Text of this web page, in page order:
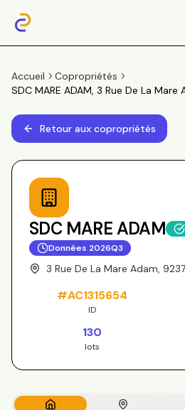
Accueil
Copropriétés
SDC MARE ADAM, 3 Rue De La
Retour aux copropriétés
SDC MARE ADAM
Données 2026Q3
3 Rue De La Mare Adam,
#AC1315654
ID
130
lots